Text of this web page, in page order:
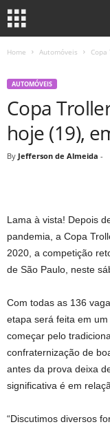
Home Automóveis
AUTOMÓVEIS
Copa
hoje (19),
By Jefferson de Almeida -
Lama à vista! Depois
pandemia, a Copa
2020, a competição
de São Paulo, neste
Com todas as 136
etapa será feita em
começar pelo
confraternização de
antes da prova deixa
significativa é em
“Discutimos diversos